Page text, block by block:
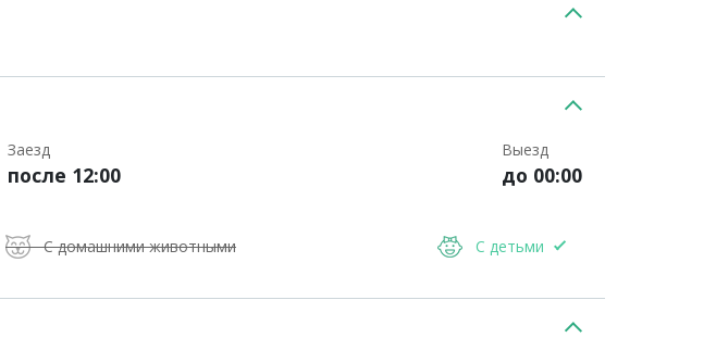
Заезд
после 12:00
Выезд
до 00:00
С домашними животными С детьми